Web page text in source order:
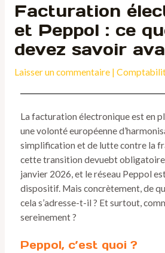
Facturation
et Peppol : ce
devez savoir
Laisser un commentaire |
La facturation électronique est en
une volonté européenne
simplification et de lutte contre la
cette transition devuebt
janvier 2026, et le réseau Peppol
dispositif. Mais concrètement, de
cela s’adresse-t-il ? Et surtout,
sereinement ?
Peppol, c’est quoi ?